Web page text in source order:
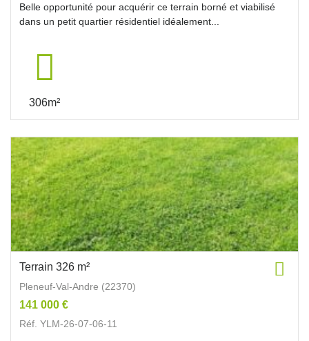
Belle opportunité pour acquérir ce terrain borné et viabilisé
dans un petit quartier résidentiel idéalement...
306m²
Terrain 326 m²
Pleneuf-Val-Andre (22370)
141 000 €
Réf. YLM-26-07-06-11